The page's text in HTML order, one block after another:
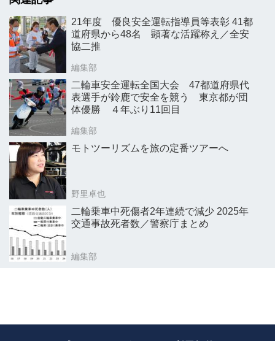
21年度 優良安全運転指導員等表彰 41都
道府県から48名 顕著な活躍称え／全安
協二推
編集部
二輪車安全運転全国大会 47都道府県代
表選手が鈴鹿で安全を競う 東京都が団
体優勝 ４年ぶり11回目
編集部
モトツーリズムを旅の定番ツアーへ
野里卓也
二輪乗車中死傷者2年連続で減少 2025年
交通事故死者数／警察庁まとめ
編集部